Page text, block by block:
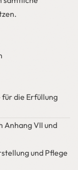
die Erfüllung
Anhang VII und
und Pflege